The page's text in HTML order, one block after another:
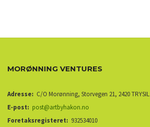
MORØNNING VENTURES
Adresse: C/O Morønning, Storvegen 21, 2420 TRYSIL
E-post: post@artbyhakon.no
Foretaksregisteret: 932534010